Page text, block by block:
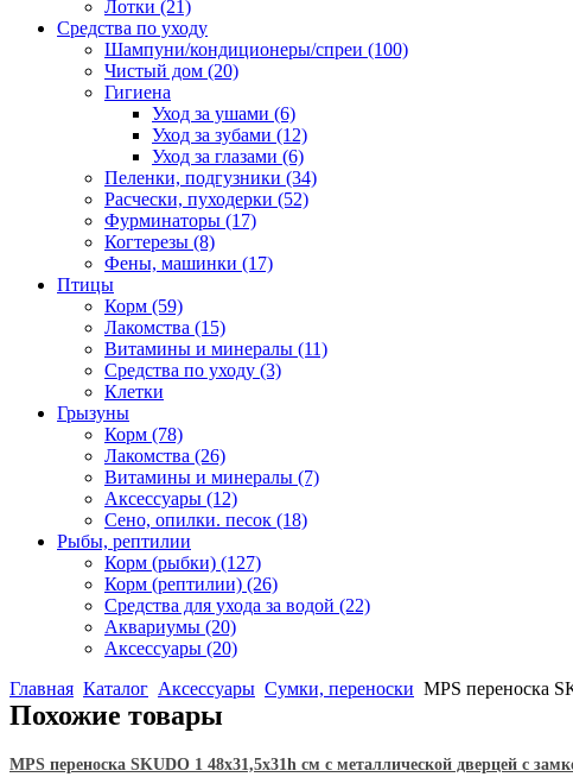
Лотки (21)
Средства по уходу
Шампуни/кондиционеры/спреи (100)
Чистый дом (20)
Гигиена
Уход за ушами (6)
Уход за зубами (12)
Уход за глазами (6)
Пеленки, подгузники (34)
Расчески, пуходерки (52)
Фурминаторы (17)
Когтерезы (8)
Фены, машинки (17)
Птицы
Корм (59)
Лакомства (15)
Витамины и минералы (11)
Средства по уходу (3)
Клетки
Грызуны
Корм (78)
Лакомства (26)
Витамины и минералы (7)
Аксессуары (12)
Сено, опилки. песок (18)
Рыбы, рептилии
Корм (рыбки) (127)
Корм (рептилии) (26)
Средства для ухода за водой (22)
Аквариумы (20)
Аксессуары (20)
Главная Каталог Аксессуары Сумки, переноски MPS переноска
Похожие товары
MPS переноска SKUDO 1 48х31,5х31h см с металлической дверцей с